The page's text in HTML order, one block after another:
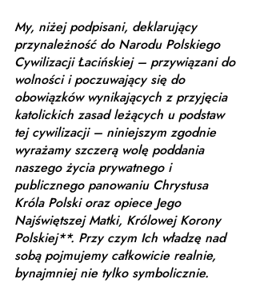
My, niżej podpisani, deklarujący
przynależność do Narodu Polskiego
Cywilizacji Łacińskiej – przywiązani do
wolności i poczuwający się do
obowiązków wynikających z przyjęcia
katolickich zasad leżących u podstaw
tej cywilizacji – niniejszym zgodnie
wyrażamy szczerą wolę poddania
naszego życia prywatnego i
publicznego panowaniu Chrystusa
Króla Polski oraz opiece Jego
Najświętszej Matki, Królowej Korony
Polskiej**. Przy czym Ich władzę nad
sobą pojmujemy całkowicie realnie,
bynajmniej nie tylko symbolicznie.